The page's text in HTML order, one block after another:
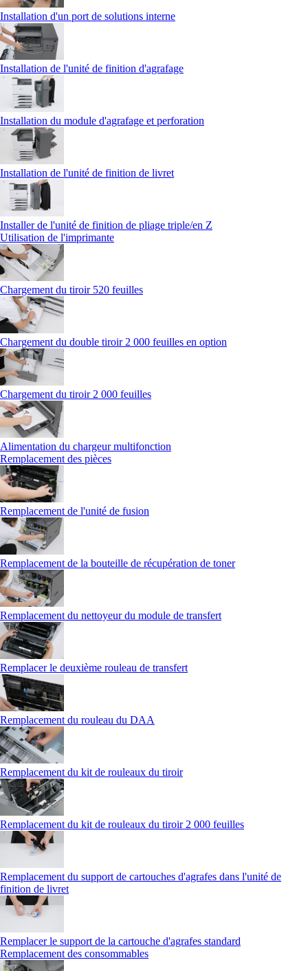
Installation d'un port de solutions interne
Installation de l'unité de finition d'agrafage
Installation du module d'agrafage et perforation
Installation de l'unité de finition de livret
Installer de l'unité de finition de pliage triple/en Z
Utilisation de l'imprimante
Chargement du tiroir 520 feuilles
Chargement du double tiroir 2 000 feuilles en option
Chargement du tiroir 2 000 feuilles
Alimentation du chargeur multifonction
Remplacement des pièces
Remplacement de l'unité de fusion
Remplacement de la bouteille de récupération de toner
Remplacement du nettoyeur du module de transfert
Remplacer le deuxième rouleau de transfert
Remplacement du rouleau du DAA
Remplacement du kit de rouleaux du tiroir
Remplacement du kit de rouleaux du tiroir 2 000 feuilles
Remplacement du support de cartouches d'agrafes dans l'unité de
finition de livret
Remplacer le support de la cartouche d'agrafes standard
Remplacement des consommables